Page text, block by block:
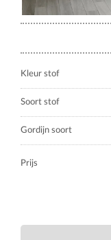
Kleur stof
Soort stof
Gordijn soort
Prijs